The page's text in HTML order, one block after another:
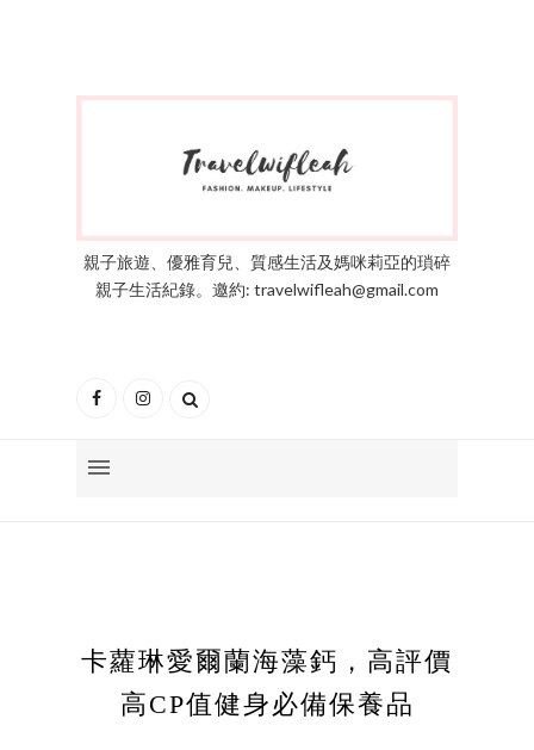
親子旅遊、優雅育兒、質感生活及媽咪莉亞的瑣碎
親子生活紀錄。邀約: travelwifleah@gmail.com
卡蘿琳愛爾蘭海藻鈣，高評價
高CP值健身必備保養品